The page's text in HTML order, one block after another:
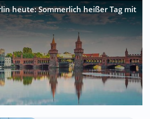
heute: Sommerlich heißer Tag mit